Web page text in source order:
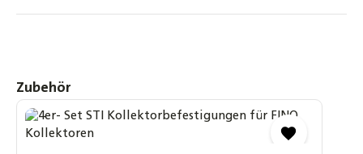
Produktgalerie überspringen
Zubehör